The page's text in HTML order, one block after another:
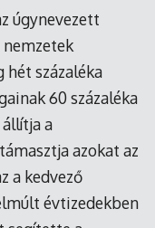
úgynevezett
nemzetek
hét százaléka
60 százaléka
a
azokat az
a kedvező
évtizedekben